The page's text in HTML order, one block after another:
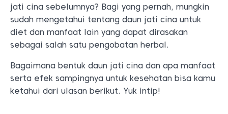
jati cina sebelumnya? Bagi yang pernah, mungkin
sudah mengetahui tentang daun jati cina untuk
diet dan manfaat lain yang dapat dirasakan
sebagai salah satu pengobatan herbal.
Bagaimana bentuk daun jati cina dan apa manfaat
serta efek sampingnya untuk kesehatan bisa kamu
ketahui dari ulasan berikut. Yuk intip!